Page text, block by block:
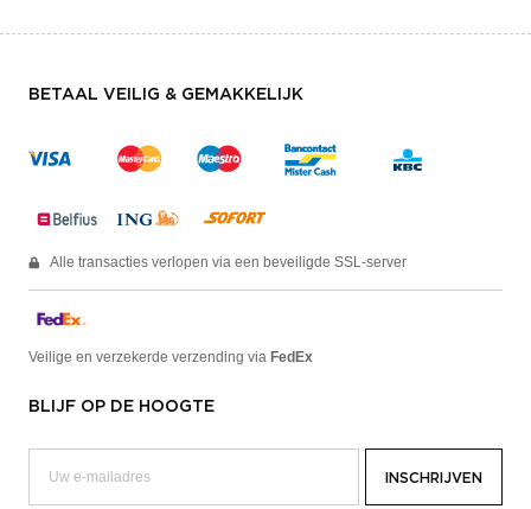
BETAAL VEILIG & GEMAKKELIJK
Alle transacties verlopen via een beveiligde SSL-server
Veilige en verzekerde verzending via FedEx
BLIJF OP DE HOOGTE